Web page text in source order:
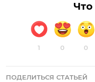
Что
1 0 0
ПОДЕЛИТЬСЯ СТАТЬЕЙ